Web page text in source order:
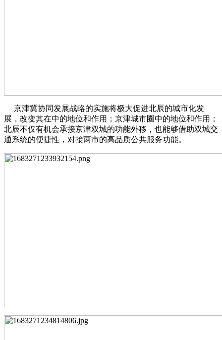
京津冀协同发展战略的实施将极大促进北辰的城市化发
展，改变其在中的地位和作用；京津城市圈中的地位和作用；
北辰不仅有机会承接京津双城的功能外移，也能够借助双城交
通系统的便捷性，对接两市的高品质公共服务功能。